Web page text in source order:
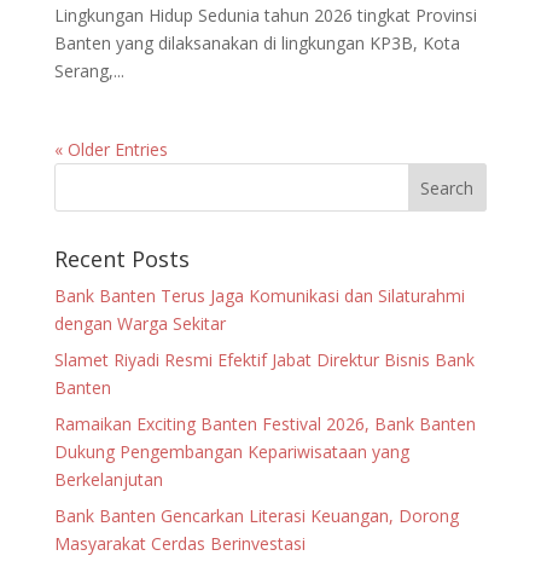
Lingkungan Hidup Sedunia tahun 2026 tingkat Provinsi
Banten yang dilaksanakan di lingkungan KP3B, Kota
Serang,...
« Older Entries
Recent Posts
Bank Banten Terus Jaga Komunikasi dan Silaturahmi
dengan Warga Sekitar
Slamet Riyadi Resmi Efektif Jabat Direktur Bisnis Bank
Banten
Ramaikan Exciting Banten Festival 2026, Bank Banten
Dukung Pengembangan Kepariwisataan yang
Berkelanjutan
Bank Banten Gencarkan Literasi Keuangan, Dorong
Masyarakat Cerdas Berinvestasi